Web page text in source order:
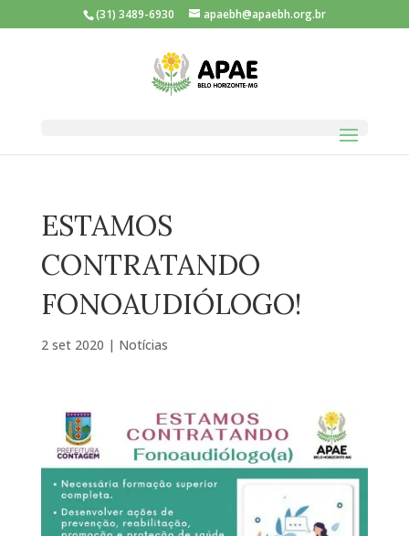
(31) 3489-6930 apaebh@apaebh.org.br
ESTAMOS
CONTRATANDO
FONOAUDIÓLOGO!
2 set 2020 | Notícias